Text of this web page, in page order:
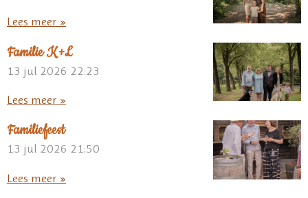
Lees meer »
Familie K+L
13 jul 2026 22:23
Lees meer »
Familiefeest
13 jul 2026 21:50
Lees meer »